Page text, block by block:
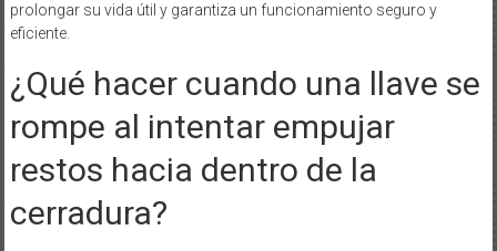
prolongar su vida útil y garantiza un funcionamiento seguro y
eficiente.
¿Qué hacer cuando una llave se
rompe al intentar empujar
restos hacia dentro de la
cerradura?